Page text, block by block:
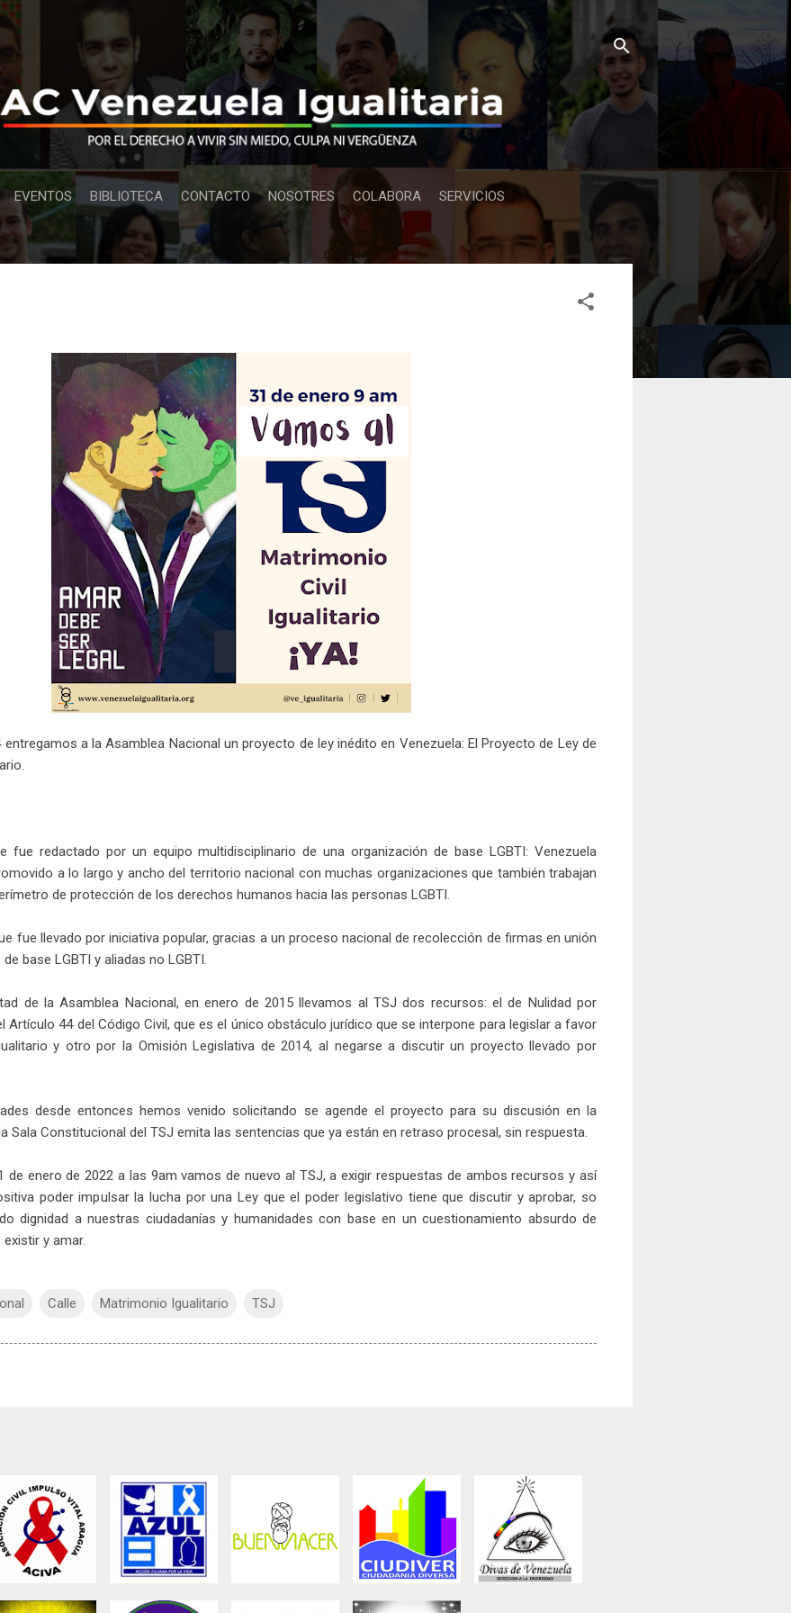
Ir al contenido principal
EVENTOS BIBLIOTECA CONTACTO NOSOTRES COLABORA
SERVICIOS
entregamos a la Asamblea Nacional un proyecto de ley inédito en Venezuela: El Proyecto de Ley de
fue redactado por un equipo multidisciplinario de una organización de base LGBTI: Venezuela
a lo largo y ancho del territorio nacional con muchas organizaciones que también trabajan
de protección de los derechos humanos hacia las personas LGBTI.
fue llevado por iniciativa popular, gracias a un proceso nacional de recolección de firmas en unión
base LGBTI y aliadas no LGBTI.
de la Asamblea Nacional, en enero de 2015 llevamos al TSJ dos recursos: el de Nulidad por
Artículo 44 del Código Civil, que es el único obstáculo jurídico que se interpone para legislar a favor
y otro por la Omisión Legislativa de 2014, al negarse a discutir un proyecto llevado por
desde entonces hemos venido solicitando se agende el proyecto para su discusión en la
Sala Constitucional del TSJ emita las sentencias que ya están en retraso procesal, sin respuesta.
de enero de 2022 a las 9am vamos de nuevo al TSJ, a exigir respuestas de ambos recursos y así
poder impulsar la lucha por una Ley que el poder legislativo tiene que discutir y aprobar, so
dignidad a nuestras ciudadanías y humanidades con base en un cuestionamiento absurdo de
y amar.
Calle Matrimonio Igualitario TSJ